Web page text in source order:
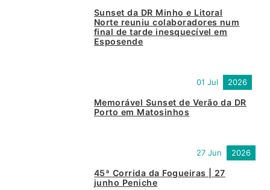
Sunset da DR Minho e Litoral
Norte reuniu colaboradores num
final de tarde inesquecível em
Esposende
Memorável Sunset de Verão da DR
Porto em Matosinhos
01 Jul 2026
45ª Corrida da Fogueiras | 27
junho Peniche
27 Jun 2026